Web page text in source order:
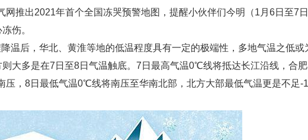
推出2021年首个全国冻哭预警地图，提醒小伙伴们今明（1月6日至7
伤。
后，华北、黄淮等地的低温程度具有一定的极端性，多地气温之低或
大多是在7日至8日气温触底。7日最高气温0℃线将抵达长江沿线，合肥
压，8日最低气温0℃线将南压至华南北部，北方大部最低气温更是不足-